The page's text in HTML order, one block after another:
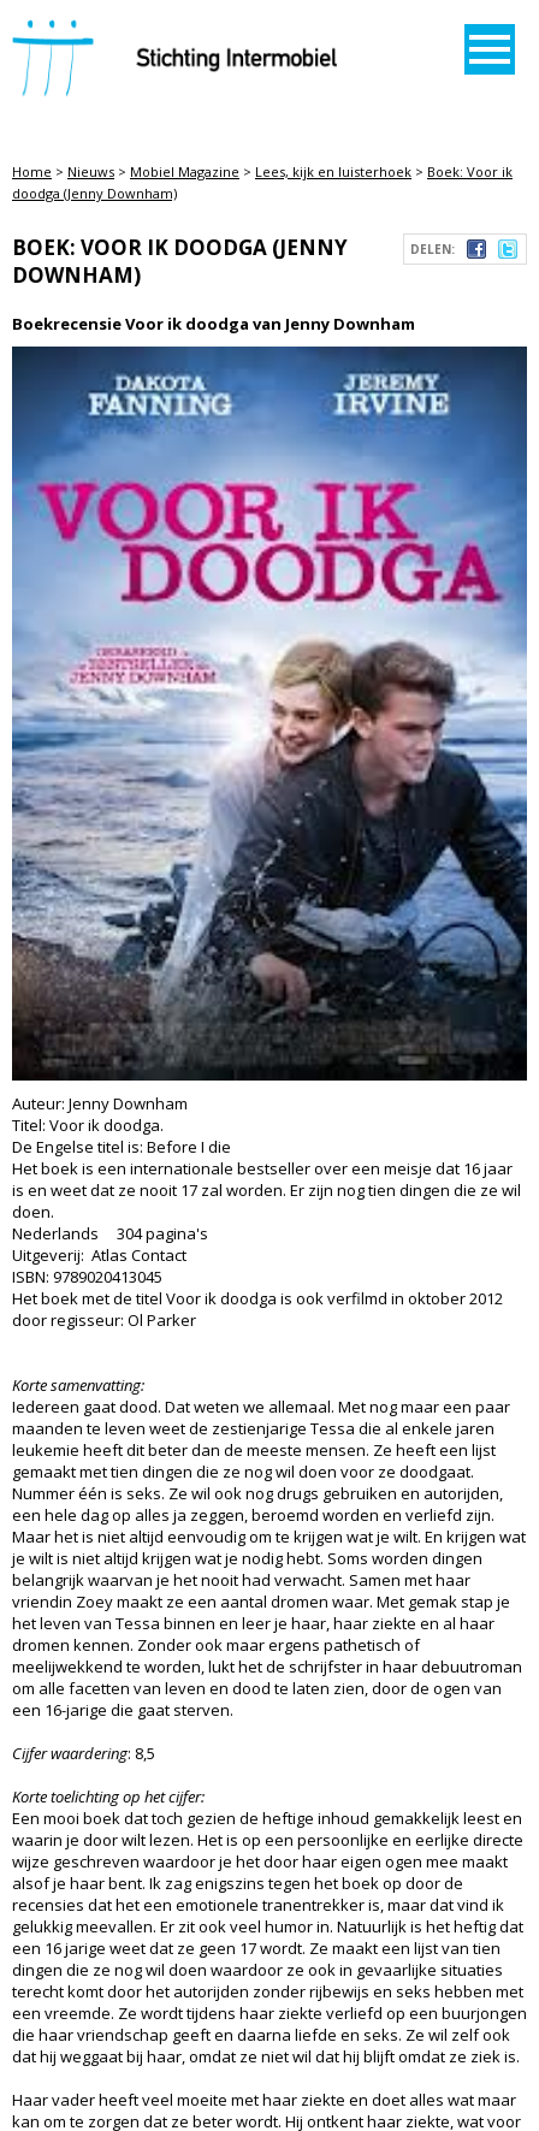
STICHTING INTERMOBIEL
Home > Nieuws > Mobiel Magazine > Lees, kijk en luisterhoek > Boek: Voor ik
doodga (Jenny Downham)
DELEN:
BOEK: VOOR IK DOODGA (JENNY
DOWNHAM)
Boekrecensie Voor ik doodga van Jenny Downham
Auteur: Jenny Downham
Titel: Voor ik doodga.
De Engelse titel is: Before I die
Het boek is een internationale bestseller over een meisje dat 16 jaar
is en weet dat ze nooit 17 zal worden. Er zijn nog tien dingen die ze wil
doen.
Nederlands 304 pagina's
Uitgeverij: Atlas Contact
ISBN: 9789020413045
Het boek met de titel Voor ik doodga is ook verfilmd in oktober 2012
door regisseur: Ol Parker
Korte samenvatting:
Iedereen gaat dood. Dat weten we allemaal. Met nog maar een paar
maanden te leven weet de zestienjarige Tessa die al enkele jaren
leukemie heeft dit beter dan de meeste mensen. Ze heeft een lijst
gemaakt met tien dingen die ze nog wil doen voor ze doodgaat.
Nummer één is seks. Ze wil ook nog drugs gebruiken en autorijden,
een hele dag op alles ja zeggen, beroemd worden en verliefd zijn.
Maar het is niet altijd eenvoudig om te krijgen wat je wilt. En krijgen wat
je wilt is niet altijd krijgen wat je nodig hebt. Soms worden dingen
belangrijk waarvan je het nooit had verwacht. Samen met haar
vriendin Zoey maakt ze een aantal dromen waar. Met gemak stap je
het leven van Tessa binnen en leer je haar, haar ziekte en al haar
dromen kennen. Zonder ook maar ergens pathetisch of
meelijwekkend te worden, lukt het de schrijfster in haar debuutroman
om alle facetten van leven en dood te laten zien, door de ogen van
een 16-jarige die gaat sterven.
Cijfer waardering: 8,5
Korte toelichting op het cijfer:
Een mooi boek dat toch gezien de heftige inhoud gemakkelijk leest en
waarin je door wilt lezen. Het is op een persoonlijke en eerlijke directe
wijze geschreven waardoor je het door haar eigen ogen mee maakt
alsof je haar bent. Ik zag enigszins tegen het boek op door de
recensies dat het een emotionele tranentrekker is, maar dat vind ik
gelukkig meevallen. Er zit ook veel humor in. Natuurlijk is het heftig dat
een 16 jarige weet dat ze geen 17 wordt. Ze maakt een lijst van tien
dingen die ze nog wil doen waardoor ze ook in gevaarlijke situaties
terecht komt door het autorijden zonder rijbewijs en seks hebben met
een vreemde. Ze wordt tijdens haar ziekte verliefd op een buurjongen
die haar vriendschap geeft en daarna liefde en seks. Ze wil zelf ook
dat hij weggaat bij haar, omdat ze niet wil dat hij blijft omdat ze ziek is.
Haar vader heeft veel moeite met haar ziekte en doet alles wat maar
kan om te zorgen dat ze beter wordt. Hij ontkent haar ziekte, wat voor